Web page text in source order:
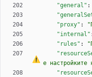
"general" :
"proxy" :
"internal"
"rules" :
е настройките